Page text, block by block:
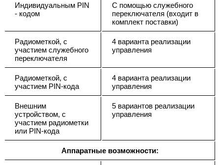
Индивидуальным PIN
- кодом
С помощью служебного
переключателя (входит в
комплект поставки)
Радиометкой, с
участием служебного
переключателя
4 варианта реализации
управления
Радиометкой, с
участием PIN-кода
4 варианта реализации
управления
Внешним
устройством, с
участием радиометки
или PIN-кода
5 вариантов реализации
управления
Аппаратные возможности: